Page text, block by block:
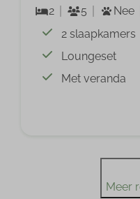
2
5 Nee
2 slaapkamers
Loungeset
Met veranda
Meer